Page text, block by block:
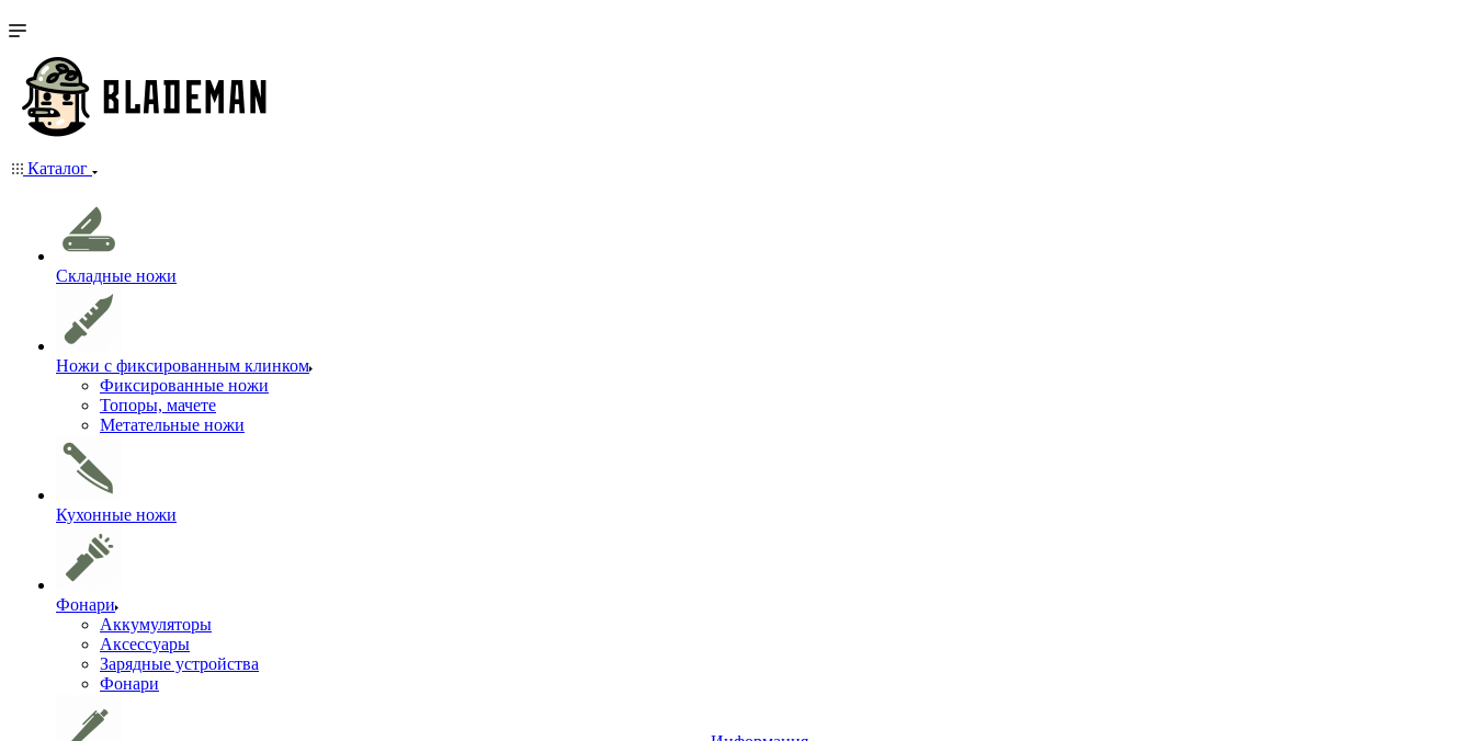
Каталог
Складные ножи
Ножи с фиксированным клинком
Фиксированные ножи
Топоры, мачете
Метательные ножи
Кухонные ножи
Фонари
Аккумуляторы
Аксессуары
Зарядные устройства
Фонари